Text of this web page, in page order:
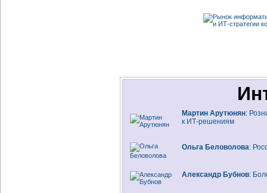
Мартин Арутюнян:
к ИТ-решениям
Ольга Беловолова:
Александр Бубнов: